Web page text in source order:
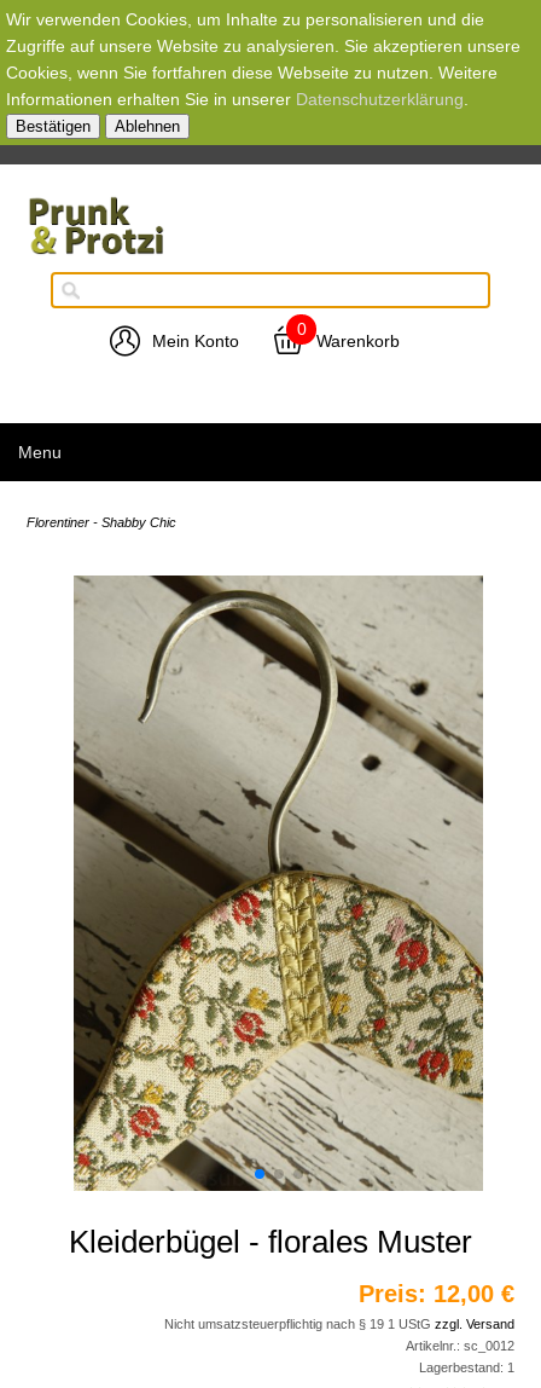
Wir verwenden Cookies, um Inhalte zu personalisieren und die
Zugriffe auf unsere Website zu analysieren. Sie akzeptieren unsere
Cookies, wenn Sie fortfahren diese Webseite zu nutzen. Weitere
Informationen erhalten Sie in unserer Datenschutzerklärung
Bestätigen Ablehnen
Mein Konto
0
Warenkorb
Menu
Florentiner - Shabby Chic
Kleiderbügel - florales Muster
Preis: 12,00 €
Nicht umsatzsteuerpflichtig nach § 19 1 UStG zzgl. Versand
Artikelnr.: sc_0012
Lagerbestand: 1